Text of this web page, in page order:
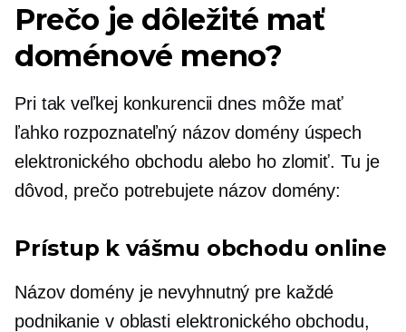
Prečo je dôležité mať
doménové meno?
Pri tak veľkej konkurencii dnes môže mať
ľahko rozpoznateľný názov domény úspech
elektronického obchodu alebo ho zlomiť. Tu je
dôvod, prečo potrebujete názov domény:
Prístup k vášmu obchodu online
Názov domény je nevyhnutný pre každé
podnikanie v oblasti elektronického obchodu,